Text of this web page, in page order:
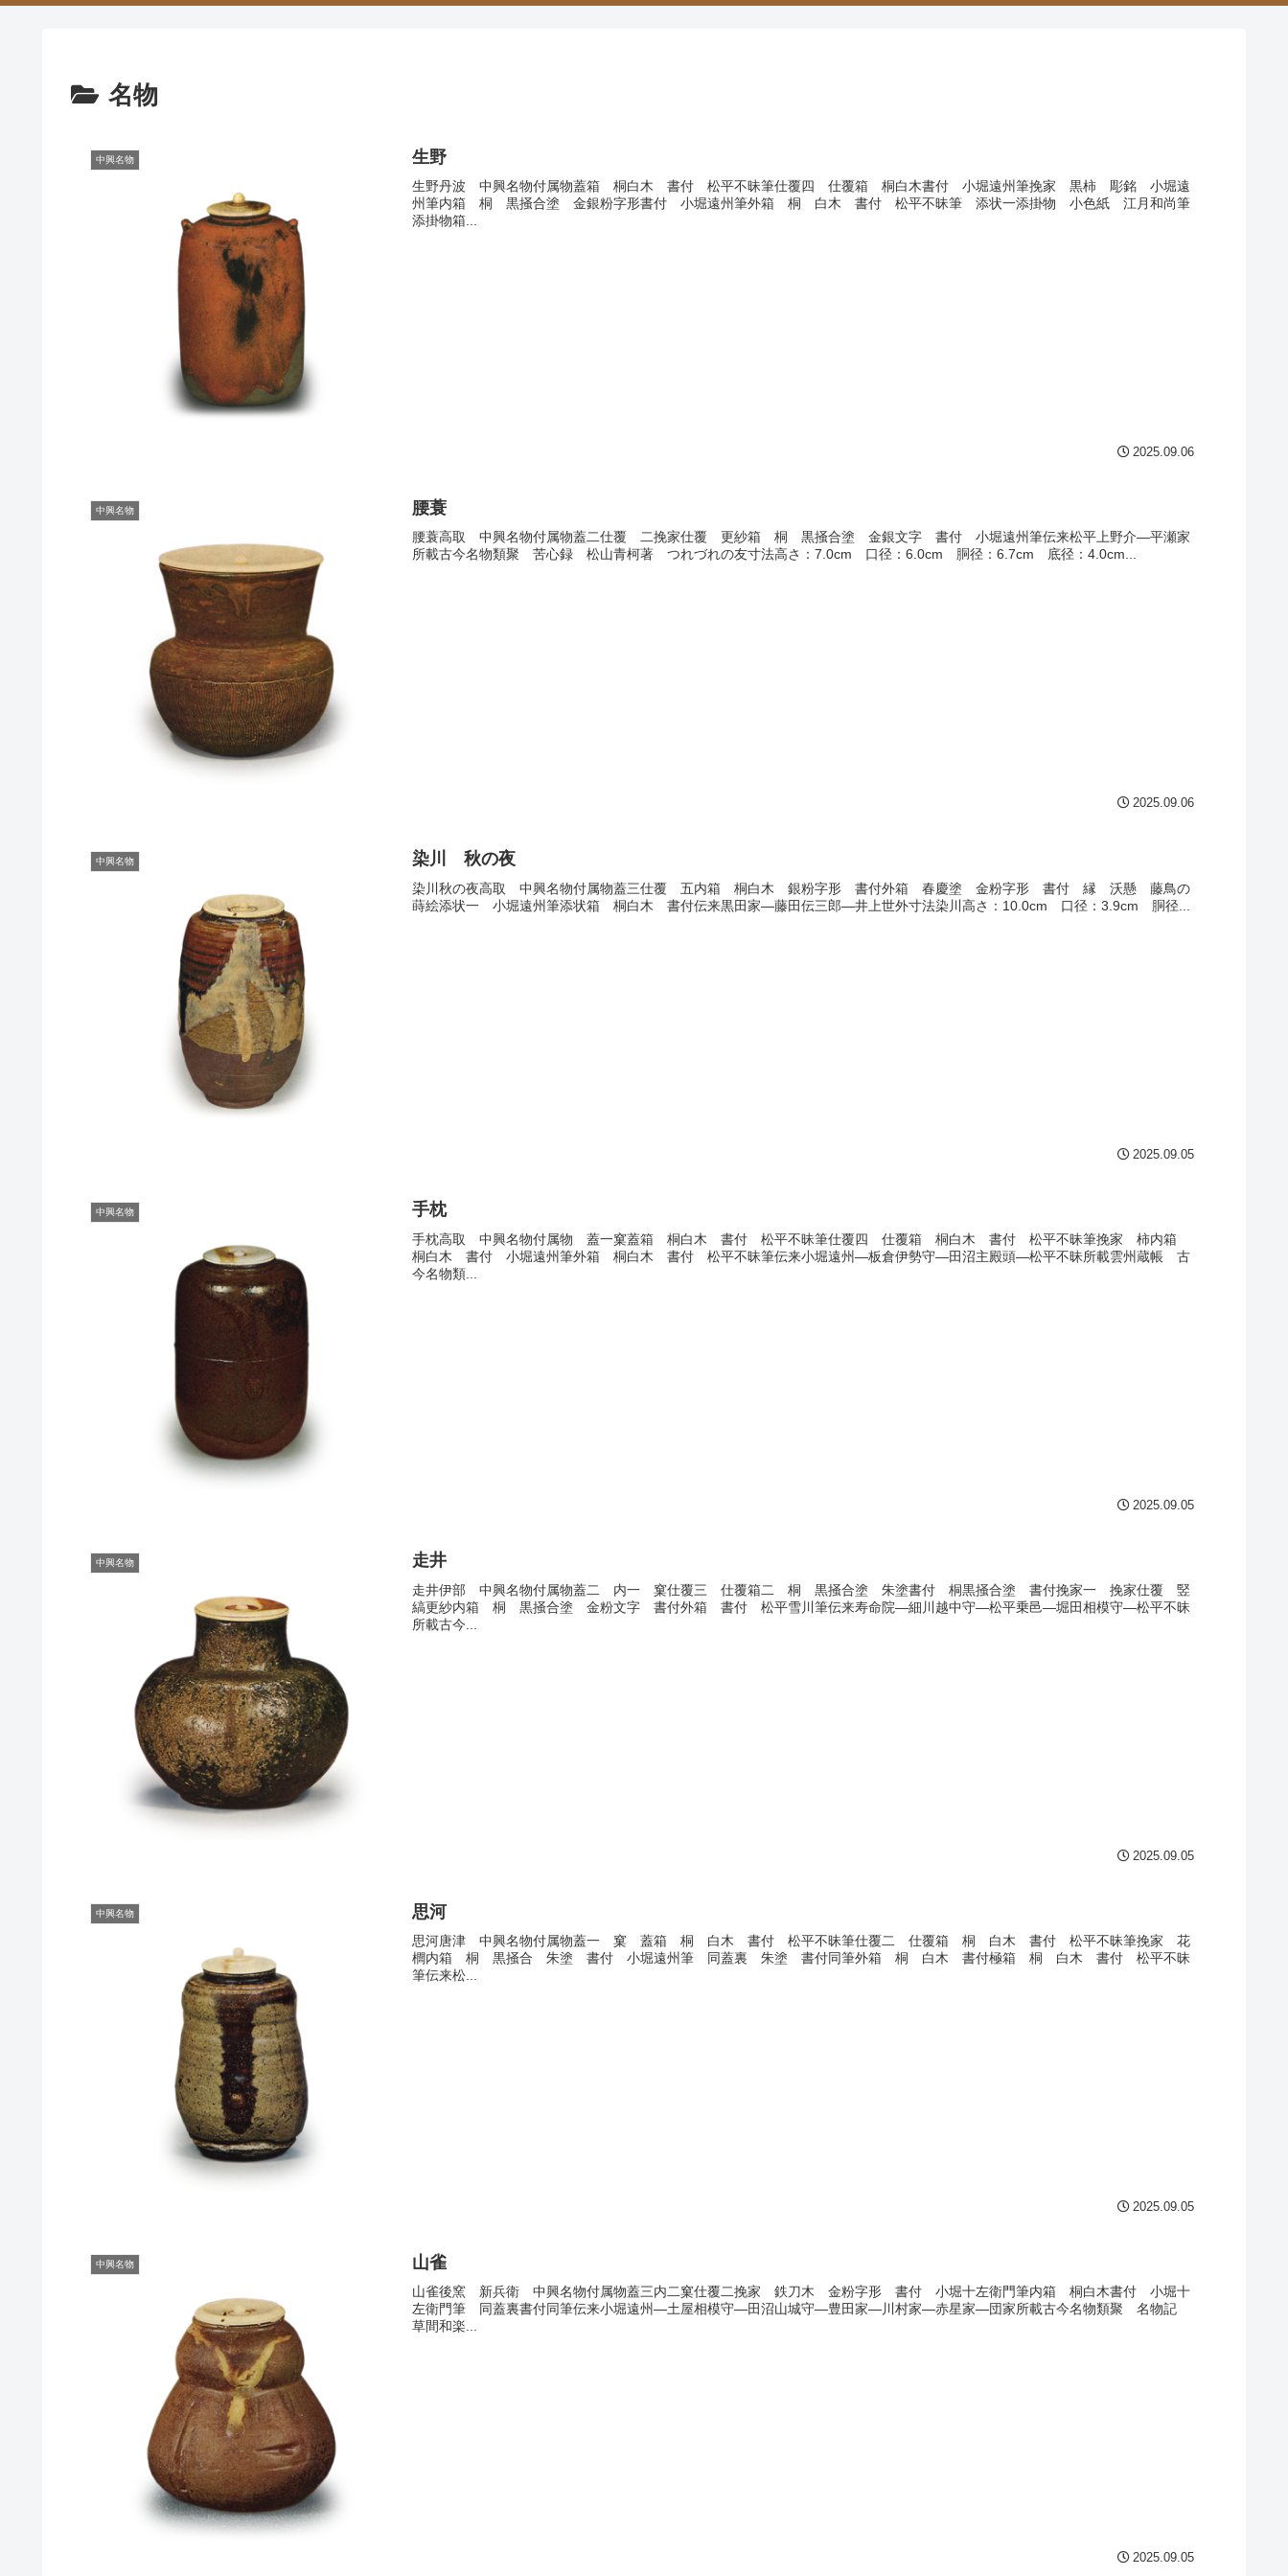
名物
中興名物 生野
生野丹波 中興名物付属物蓋箱 桐白木 書付 松平不昧筆仕覆四 仕覆箱 桐白木書付 小堀遠州筆挽家 黒柿 彫銘 小堀遠
州筆内箱 桐 黒掻合塗 金銀粉字形書付 小堀遠州筆外箱 桐 白木 書付 松平不昧筆 添状一添掛物 小色紙 江月和尚筆
添掛物箱...
2025.09.06
中興名物 腰蓑
腰蓑高取 中興名物付属物蓋二仕覆 二挽家仕覆 更紗箱 桐 黒掻合塗 金銀文字 書付 小堀遠州筆伝来松平上野介―平瀬家
所載古今名物類聚 苦心録 松山青柯著 つれづれの友寸法高さ：7.0cm 口径：6.0cm 胴径：6.7cm 底径：4.0cm...
2025.09.06
中興名物 染川 秋の夜
染川秋の夜高取 中興名物付属物蓋三仕覆 五内箱 桐白木 銀粉字形 書付外箱 春慶塗 金粉字形 書付 縁 沃懸 藤鳥の
蒔絵添状一 小堀遠州筆添状箱 桐白木 書付伝来黒田家―藤田伝三郎―井上世外寸法染川高さ：10.0cm 口径：3.9cm 胴径...
2025.09.05
中興名物 手枕
手枕高取 中興名物付属物 蓋一窠蓋箱 桐白木 書付 松平不昧筆仕覆四 仕覆箱 桐白木 書付 松平不昧筆挽家 柿内箱
桐白木 書付 小堀遠州筆外箱 桐白木 書付 松平不昧筆伝来小堀遠州―板倉伊勢守―田沼主殿頭―松平不昧所載雲州蔵帳 古
今名物類...
2025.09.05
中興名物 走井
走井伊部 中興名物付属物蓋二 内一 窠仕覆三 仕覆箱二 桐 黒掻合塗 朱塗書付 桐黒掻合塗 書付挽家一 挽家仕覆 竪
縞更紗内箱 桐 黒掻合塗 金粉文字 書付外箱 書付 松平雪川筆伝来寿命院―細川越中守―松平乗邑―堀田相模守―松平不昧
所載古今...
2025.09.05
中興名物 思河
思河唐津 中興名物付属物蓋一 窠 蓋箱 桐 白木 書付 松平不昧筆仕覆二 仕覆箱 桐 白木 書付 松平不昧筆挽家 花
櫚内箱 桐 黒掻合 朱塗 書付 小堀遠州筆 同蓋裏 朱塗 書付同筆外箱 桐 白木 書付極箱 桐 白木 書付 松平不昧
筆伝来松...
2025.09.05
中興名物 山雀
山雀後窯 新兵衛 中興名物付属物蓋三内二窠仕覆二挽家 鉄刀木 金粉字形 書付 小堀十左衛門筆内箱 桐白木書付 小堀十
左衛門筆 同蓋裏書付同筆伝来小堀遠州―土屋相模守―田沼山城守―豊田家―川村家―赤星家―団家所載古今名物類聚 名物記
草間和楽...
2025.09.05